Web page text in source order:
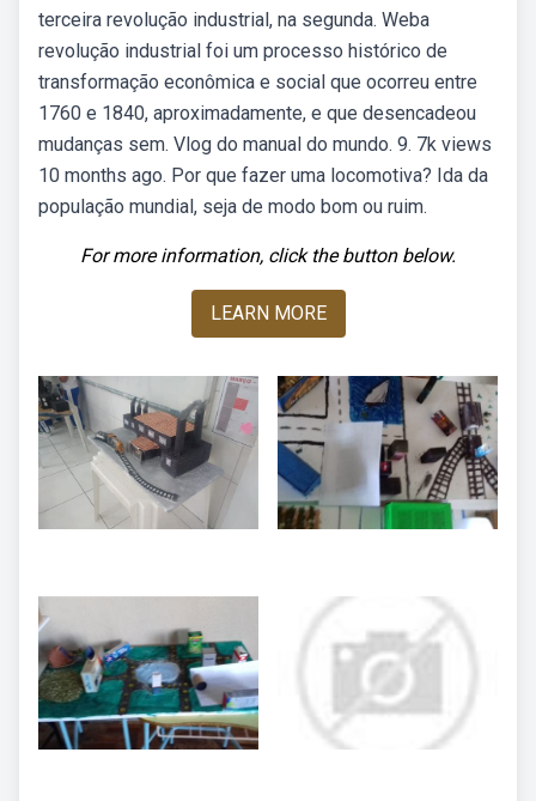
terceira revolução industrial, na segunda. Weba
revolução industrial foi um processo histórico de
transformação econômica e social que ocorreu entre
1760 e 1840, aproximadamente, e que desencadeou
mudanças sem. Vlog do manual do mundo. 9. 7k views
10 months ago. Por que fazer uma locomotiva? Ida da
população mundial, seja de modo bom ou ruim.
For more information, click the button below.
LEARN MORE